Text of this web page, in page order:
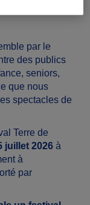
par le
des publics
seniors,
que nous
spectacles de
Terre de
juillet 2026 à
à
par